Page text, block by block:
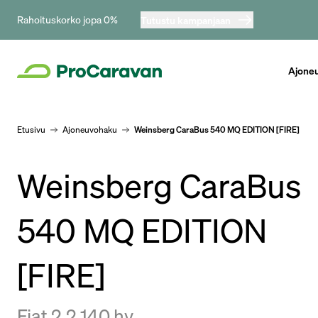
Rahoituskorko jopa 0%
Etusivu Ajoneuvohaku Weinsberg CaraBus 540 MQ EDITION [FIRE]
Weinsberg CaraBus
540 MQ EDITION
[FIRE]